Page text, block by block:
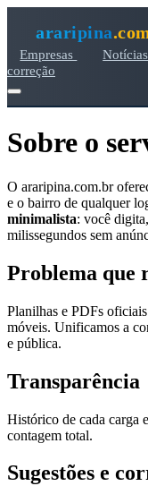
araripina
Empresas Notícias
correção
Sobre o
O araripina.com.br
e o bairro de qualquer
minimalista: você
milissegundos sem
Problema que
Planilhas e PDFs
móveis. Unificamos a
e pública.
Transparência
Histórico de cada carga
contagem total.
Sugestões e